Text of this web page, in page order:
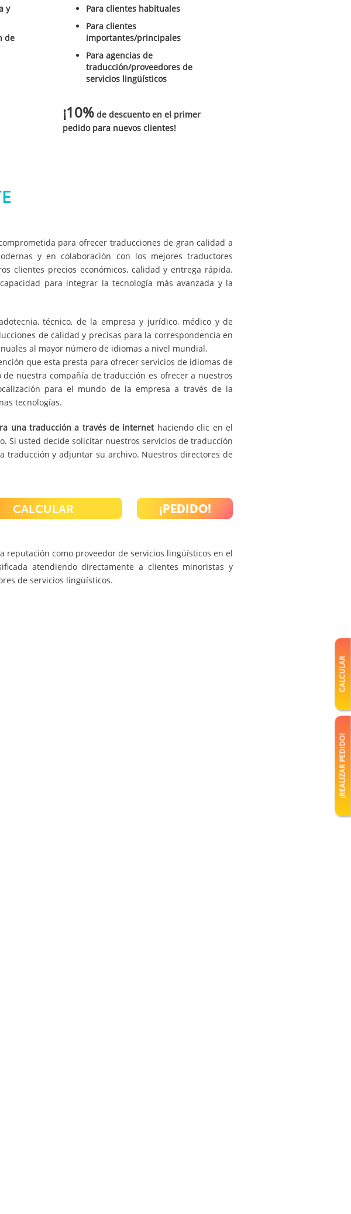
y
de
Para clientes habituales
Para clientes
importantes/principales
Para agencias de
traducción/proveedores de
servicios lingüísticos
¡10%de descuento en el primer
pedido para nuevos clientes!
para ofrecer traducciones de gran calidad a
y en colaboración con los mejores traductores
clientes precios económicos, calidad y entrega rápida.
para integrar la tecnología más avanzada y la
técnico, de la empresa y jurídico, médico y de
de calidad y precisas para la correspondencia en
al mayor número de idiomas a nivel mundial.
que esta presta para ofrecer servicios de idiomas de
nuestra compañía de traducción es ofrecer a nuestros
para el mundo de la empresa a través de la
tecnologías.
una traducción a través de internethaciendo clic en el
Si usted decide solicitar nuestros servicios de traducción
y adjuntar su archivo. Nuestros directores de
¡PEDIDO!
CALCULAR
reputación como proveedor de servicios lingüísticos en el
atendiendo directamente a clientes minoristas y
de servicios lingüísticos.
CALCULAR
¡REALIZAR PEDIDO!